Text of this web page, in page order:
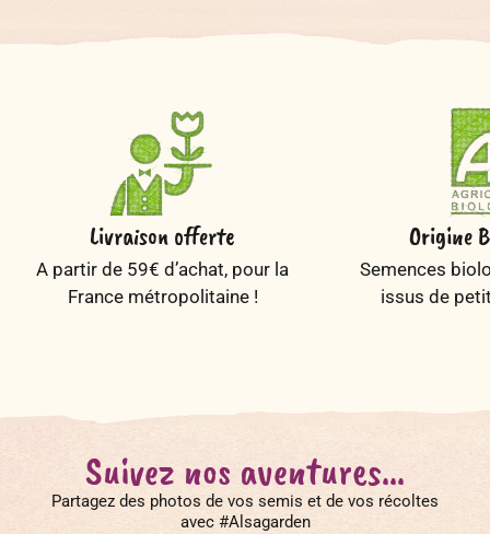
Livraison offerte
A partir de 59€ d’achat, pour la
France métropolitaine !
Origine
Semences
issus de
Suivez nos aventures...
Partagez des photos de vos semis et de vos récoltes
avec #Alsagarden